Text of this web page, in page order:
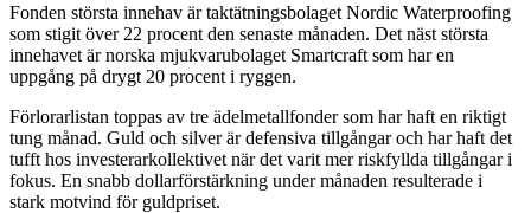
Fonden största innehav är taktätningsbolaget Nordic Waterproofing
som stigit över 22 procent den senaste månaden. Det näst största
innehavet är norska mjukvarubolaget Smartcraft som har en
uppgång på drygt 20 procent i ryggen.
Förlorarlistan toppas av tre ädelmetallfonder som har haft en riktigt
tung månad. Guld och silver är defensiva tillgångar och har haft det
tufft hos investerarkollektivet när det varit mer riskfyllda tillgångar i
fokus. En snabb dollarförstärkning under månaden resulterade i
stark motvind för guldpriset.